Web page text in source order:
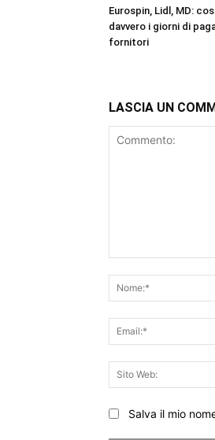
Eurospin, Lidl, MD:
davvero i giorni di
fornitori
LASCIA UN
Salva il mio